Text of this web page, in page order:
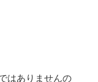
はありませんの